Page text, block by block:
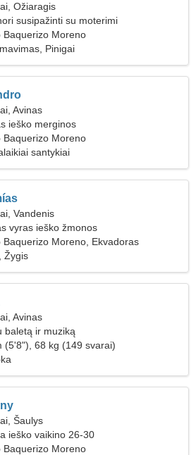
Ožiaragis
susipažinti su moterimi
Baquerizo Moreno
Pinigai
Avinas
ieško merginos
Baquerizo Moreno
santykiai
Vandenis
vyras ieško žmonos
Baquerizo Moreno, Ekvadoras
Žygis
Avinas
baletą ir muziką
(5'8"), 68 kg (149 svarai)
Šaulys
ieško vaikino 26-30
Baquerizo Moreno